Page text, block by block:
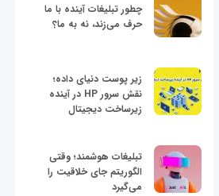
چطور تبلیغات آینده با ما
حرف می‌زند، نه به ما؟
زیر پوست دنیای داده؛
نقش سرور HP در آینده
زیرساخت دیجیتال
تبلیغات هوشمند؛ وقتی
الگوریتم جای خلاقیت را
می‌گیرد